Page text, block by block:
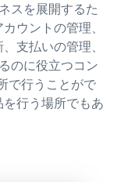
スを展開するた
ウントの管理、
支払いの管理、
のに役立つコン
で行うことがで
行う場所でもあ